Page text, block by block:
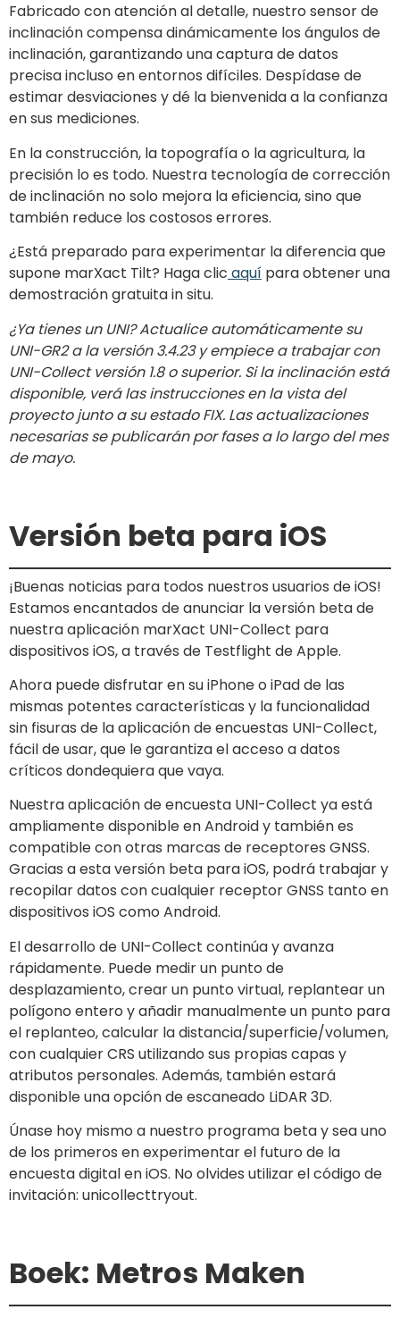
Fabricado con atención al detalle, nuestro sensor de
inclinación compensa dinámicamente los ángulos de
inclinación, garantizando una captura de datos
precisa incluso en entornos difíciles. Despídase de
estimar desviaciones y dé la bienvenida a la confianza
en sus mediciones.
En la construcción, la topografía o la agricultura, la
precisión lo es todo. Nuestra tecnología de corrección
de inclinación no solo mejora la eficiencia, sino que
también reduce los costosos errores.
¿Está preparado para experimentar la diferencia que
supone marXact Tilt? Haga clic aquí para obtener una
demostración gratuita in situ.
¿Ya tienes un UNI? Actualice automáticamente su
UNI-GR2 a la versión 3.4.23 y empiece a trabajar con
UNI-Collect versión 1.8 o superior. Si la inclinación está
disponible, verá las instrucciones en la vista del
proyecto junto a su estado FIX. Las actualizaciones
necesarias se publicarán por fases a lo largo del mes
de mayo.
Versión beta para iOS
¡Buenas noticias para todos nuestros usuarios de iOS!
Estamos encantados de anunciar la versión beta de
nuestra aplicación marXact UNI-Collect para
dispositivos iOS, a través de Testflight de Apple.
Ahora puede disfrutar en su iPhone o iPad de las
mismas potentes características y la funcionalidad
sin fisuras de la aplicación de encuestas UNI-Collect,
fácil de usar, que le garantiza el acceso a datos
críticos dondequiera que vaya.
Nuestra aplicación de encuesta UNI-Collect ya está
ampliamente disponible en Android y también es
compatible con otras marcas de receptores GNSS.
Gracias a esta versión beta para iOS, podrá trabajar y
recopilar datos con cualquier receptor GNSS tanto en
dispositivos iOS como Android.
El desarrollo de UNI-Collect continúa y avanza
rápidamente. Puede medir un punto de
desplazamiento, crear un punto virtual, replantear un
polígono entero y añadir manualmente un punto para
el replanteo, calcular la distancia/superficie/volumen,
con cualquier CRS utilizando sus propias capas y
atributos personales. Además, también estará
disponible una opción de escaneado LiDAR 3D.
Únase hoy mismo a nuestro programa beta y sea uno
de los primeros en experimentar el futuro de la
encuesta digital en iOS. No olvides utilizar el código de
invitación: unicollecttryout.
Boek: Metros Maken